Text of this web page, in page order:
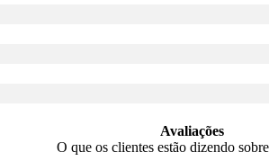
Avaliações
O que os clientes estão dizendo